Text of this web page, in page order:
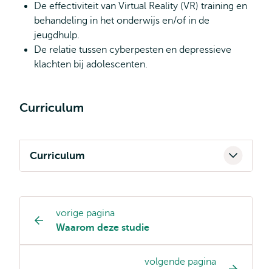
De effectiviteit van Virtual Reality (VR) training en
behandeling in het onderwijs en/of in de
jeugdhulp.
De relatie tussen cyberpesten en depressieve
klachten bij adolescenten.
Curriculum
Curriculum
Opleiding
pagina
navigatie
vorige pagina
Waarom deze studie
volgende pagina